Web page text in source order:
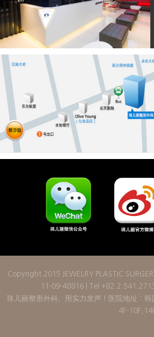
Copyright 2015 JEWELRY PLASTIC
11-09-48816 | Tel
珠儿丽整形外科，用实力发声！医院地址：
4F-